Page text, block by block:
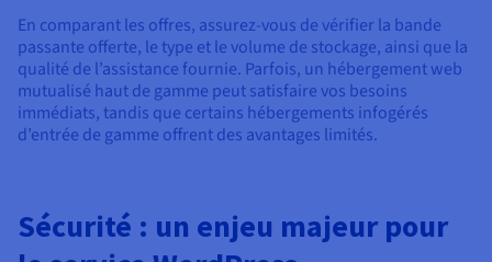
En comparant les offres, assurez-vous de vérifier la bande
passante offerte, le type et le volume de stockage, ainsi que la
qualité de l’assistance fournie. Parfois, un hébergement web
mutualisé haut de gamme peut satisfaire vos besoins
immédiats, tandis que certains hébergements infogérés
d’entrée de gamme offrent des avantages limités.
Sécurité : un enjeu majeur pour